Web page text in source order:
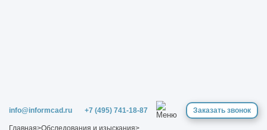
info@informcad.ru +7 (495) 741-18-87 Заказать звонок
Главная>Обследования и изыскания>